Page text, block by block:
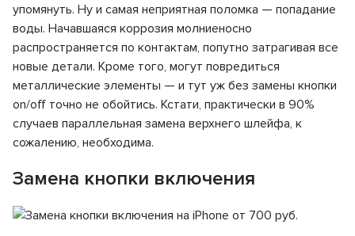
упомянуть. Ну и самая неприятная поломка — попадание
воды. Начавшаяся коррозия молниеносно
распространяется по контактам, попутно затрагивая все
новые детали. Кроме того, могут повредиться
металлические элементы — и тут уж без замены кнопки
on/off точно не обойтись. Кстати, практически в 90%
случаев параллельная замена верхнего шлейфа, к
сожалению, необходима.
Замена кнопки включения